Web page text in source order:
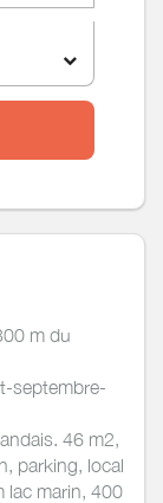
m du
septembre-
46 m2,
parking, local
lac marin, 400